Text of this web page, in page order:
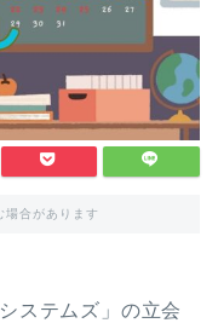
場合があります
ステムズ」の立会